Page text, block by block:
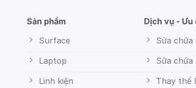
Sản phẩm
Surface
Laptop
Linh kiện
Dịch vụ - Ưu
Sửa
Sữa chữa
Thay thế